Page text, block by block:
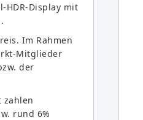
HDR-Display mit
Im Rahmen
Mitglieder
der
zahlen
rund 6%